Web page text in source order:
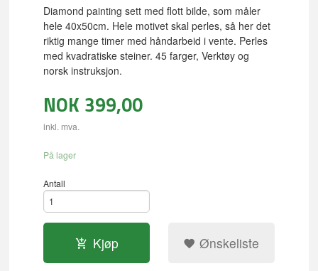
Diamond painting sett med flott bilde, som måler
hele 40x50cm. Hele motivet skal perles, så her det
riktig mange timer med håndarbeid i vente. Perles
med kvadratiske steiner. 45 farger, Verktøy og
norsk instruksjon.
NOK 399,00
inkl. mva.
På lager
Antall
Kjøp Ønskeliste